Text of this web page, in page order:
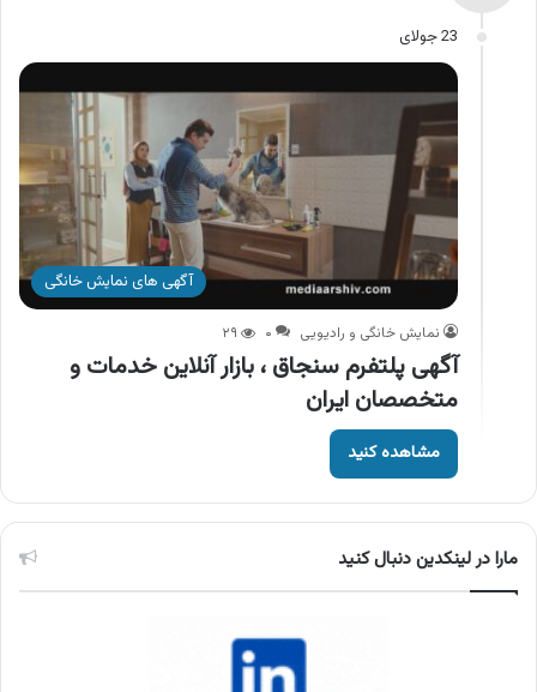
23 جولای
آگهی های نمایش خانگی
نمایش خانگی و رادیویی ۰ ۲۹
آگهی پلتفرم سنجاق ، بازار آنلاین خدمات و
متخصصان ایران
مشاهده کنید
مارا در لینکدین دنبال کنید